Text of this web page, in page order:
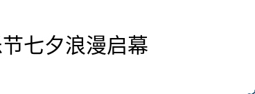
七夕浪漫启幕